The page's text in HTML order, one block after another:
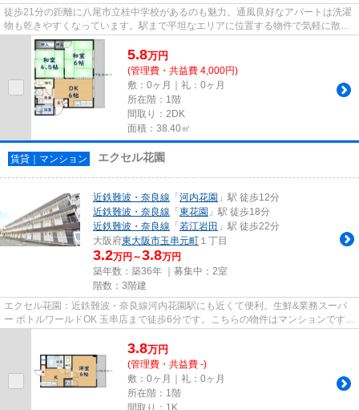
徒歩21分の距離に八尾市立桂中学校があるのも魅力。通風良好なアパートは洗濯
物も乾きやすくなっています。駅まで平坦なエリアに位置する物件で気軽に散歩
できるのもいいですね。駐車...
5.8万円
(管理費・共益費 4,000円)
敷：0ヶ月｜礼：0ヶ月
所在階：1階
間取り：2DK
面積：38.40㎡
賃貸｜マンション エクセル花園
近鉄難波・奈良線 「河内花園 」駅 徒歩12分
近鉄難波・奈良線 「東花園 」駅 徒歩18分
近鉄難波・奈良線 「若江岩田 」駅 徒歩22分
大阪府東大阪市玉串元町 １丁目
3.2万円～3.8万円
築年数：築36年 ｜募集中： 2室
階数：3階建
エクセル花園：近鉄難波・奈良線河内花園駅にも近くて便利。生鮮&業務スーパ
ー ボトルワールドOK 玉串店まで徒歩6分です。こちらの物件はマンションです。
通風システムが整った換...
3.8万円
(管理費・共益費 -)
敷：0ヶ月｜礼：0ヶ月
所在階：1階
間取り：1K